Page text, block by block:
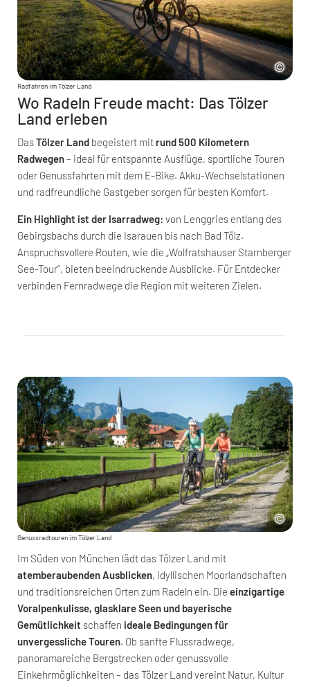
Radfahren im Tölzer Land
Wo Radeln Freude macht: Das Tölzer
Land erleben
DasTölzer Land begeistert mit rund 500 Kilometern
Radwegen– ideal für entspannte Ausflüge, sportliche Touren
oder Genussfahrten mit dem E-Bike. Akku-Wechselstationen
und radfreundliche Gastgeber sorgen für besten Komfort.
Ein Highlight ist der Isarradweg: von Lenggries entlang des
Gebirgsbachs durch die Isarauen bis nach Bad Tölz.
Anspruchsvollere Routen, wie die „Wolfratshauser Starnberger
See-Tour“, bieten beeindruckende Ausblicke. Für Entdecker
verbinden Fernradwege die Region mit weiteren Zielen.
Genussradtouren im Tölzer Land
Im Süden von München lädt das Tölzer Land mit
atemberaubenden Ausblicken, idyllischen Moorlandschaften
und traditionsreichen Orten zum Radeln ein. Die einzigartige
Voralpenkulisse, glasklare Seen und bayerische
Gemütlichkeit schaffen ideale Bedingungen für
unvergessliche Touren. Ob sanfte Flussradwege,
panoramareiche Bergstrecken oder genussvolle
Einkehrmöglichkeiten – das Tölzer Land vereint Natur, Kultur